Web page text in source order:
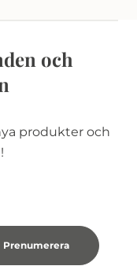
och
produkter och